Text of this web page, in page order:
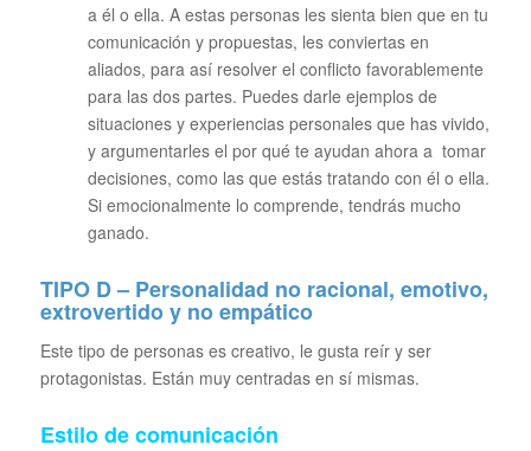
a él o ella. A estas personas les sienta bien que en tu
comunicación y propuestas, les conviertas en
aliados, para así resolver el conflicto favorablemente
para las dos partes. Puedes darle ejemplos de
situaciones y experiencias personales que has vivido,
y argumentarles el por qué te ayudan ahora a tomar
decisiones, como las que estás tratando con él o ella.
Si emocionalmente lo comprende, tendrás mucho
ganado.
TIPO D – Personalidad no racional, emotivo,
extrovertido y no empático
Este tipo de personas es creativo, le gusta reír y ser
protagonistas. Están muy centradas en sí mismas.
Estilo de comunicación